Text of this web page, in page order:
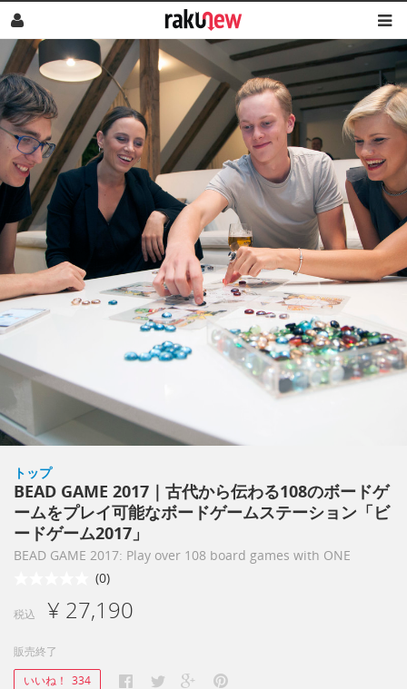
トップ
BEAD GAME 2017｜古代から伝わる108のボードゲ
ームをプレイ可能なボードゲームステーション「ビ
ードゲーム2017」
BEAD GAME 2017: Play over 108 board games with ONE
(0)
税込 ¥ 27,190
販売終了
いいね！ 334